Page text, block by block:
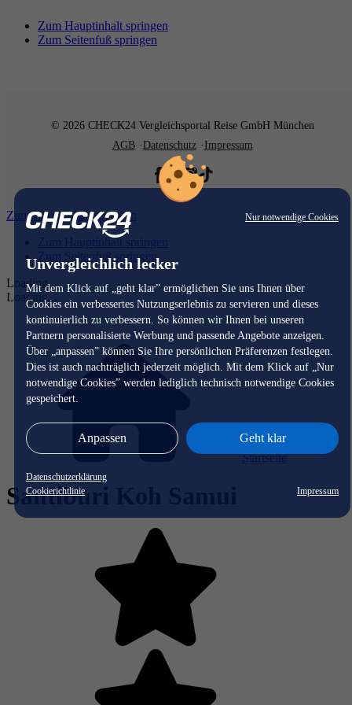
Nur notwendige Cookies
Unvergleichlich lecker
Mit dem Klick auf „geht klar” ermöglichen Sie uns Ihnen über
Cookies ein verbessertes Nutzungserlebnis zu servieren und dieses
kontinuierlich zu verbessern. So können wir Ihnen bei unseren
Partnern personalisierte Werbung und passende Angebote anzeigen.
Über „anpassen” können Sie Ihre persönlichen Präferenzen festlegen.
Dies ist auch nachträglich jederzeit möglich. Mit dem Klick auf „Nur
notwendige Cookies” werden lediglich technisch notwendige Cookies
gespeichert.
Anpassen Geht klar
Datenschutzerklärung
Cookierichtlinie
Impressum
Zum Hauptinhalt springen
Zum Seitenfuß springen
© 2026 CHECK24 Vergleichsportal Reise GmbH München
AGB
Datenschutz Impressum
Zum Hauptinhalt springen
Zum Hauptinhalt springen
Zum Seitenfuß springen
Loading...
Loading...
Startseite
Santiburi Koh Samui